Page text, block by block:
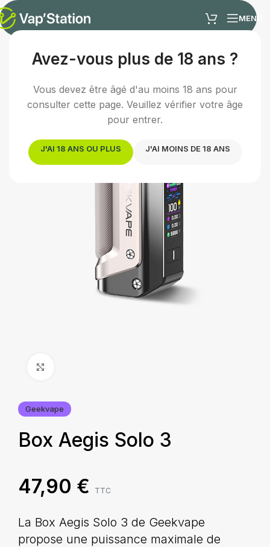
Avez-vous plus de 18 ans ?
Vous devez être âgé d'au moins 18 ans pour
consulter cette page. Veuillez vérifier votre âge
pour entrer.
J'AI 18 ANS OU PLUS J'AI MOINS DE 18 ANS
MENU
Accueil /Cigarette électronique /Box e-cigarette
Geekvape
Box Aegis Solo 3
47,90 € TTC
La Box Aegis Solo 3 de Geekvape
propose une puissance maximale de